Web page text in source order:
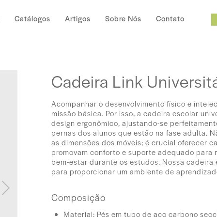
Catálogos Artigos Sobre Nós Contato
Cadeira Link
Acompanhar o desenvolvimento físico e
missão básica. Por isso, a cadeira escolar
design ergonômico, ajustando-se
pernas dos alunos que estão na fase adulta.
as dimensões dos móveis; é crucial oferecer
promovam conforto e suporte adequado para
bem-estar durante os estudos. Nossa
para proporcionar um ambiente de
Composição
Material: Pés em tubo de aço carbono